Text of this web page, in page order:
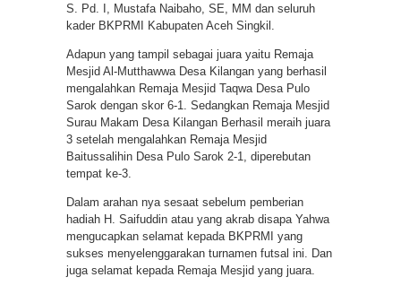
S. Pd. I, Mustafa Naibaho, SE, MM dan seluruh
kader BKPRMI Kabupaten Aceh Singkil.
Adapun yang tampil sebagai juara yaitu Remaja
Mesjid Al-Mutthawwa Desa Kilangan yang berhasil
mengalahkan Remaja Mesjid Taqwa Desa Pulo
Sarok dengan skor 6-1. Sedangkan Remaja Mesjid
Surau Makam Desa Kilangan Berhasil meraih juara
3 setelah mengalahkan Remaja Mesjid
Baitussalihin Desa Pulo Sarok 2-1, diperebutan
tempat ke-3.
Dalam arahan nya sesaat sebelum pemberian
hadiah H. Saifuddin atau yang akrab disapa Yahwa
mengucapkan selamat kepada BKPRMI yang
sukses menyelenggarakan turnamen futsal ini. Dan
juga selamat kepada Remaja Mesjid yang juara.